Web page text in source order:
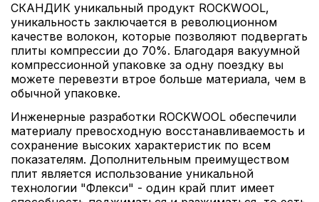
СКАНДИК уникальный продукт ROCKWOOL,
уникальность заключается в революционном
качестве волокон, которые позволяют подвергать
плиты компрессии до 70%. Благодаря вакуумной
компрессионной упаковке за одну поездку вы
можете перевезти втрое больше материала, чем в
обычной упаковке.
Инженерные разработки ROCKWOOL обеспечили
материалу превосходную восстанавливаемость и
сохранение высоких характеристик по всем
показателям. Дополнительным преимуществом
плит является использование уникальной
технологии "Флекси" - один край плит имеет